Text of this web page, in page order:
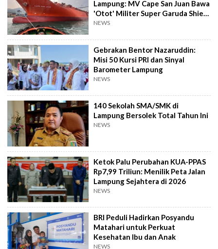
Lampung: MV Cape San Juan Bawa
'Otot' Militer Super Garuda Shield
2026
NEWS
Gebrakan Bentor Nazaruddin:
Misi 50 Kursi PRI dan Sinyal
Barometer Lampung
NEWS
140 Sekolah SMA/SMK di
Lampung Bersolek Total Tahun Ini
NEWS
Ketok Palu Perubahan KUA-PPAS
Rp7,99 Triliun: Menilik Peta Jalan
Lampung Sejahtera di 2026
NEWS
BRI Peduli Hadirkan Posyandu
Matahari untuk Perkuat
Kesehatan Ibu dan Anak
NEWS